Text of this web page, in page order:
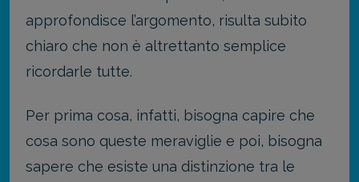
approfondisce l’argomento, risulta subito
chiaro che non è altrettanto semplice
ricordarle tutte.
Per prima cosa, infatti, bisogna capire che
cosa sono queste meraviglie e poi, bisogna
sapere che esiste una distinzione tra le